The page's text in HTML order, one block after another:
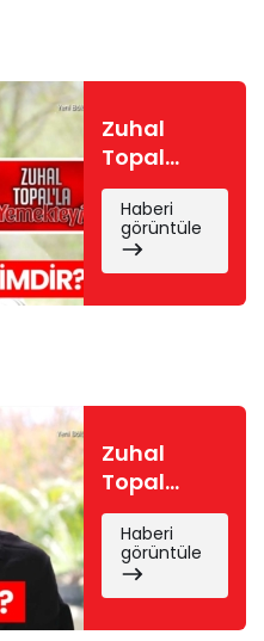
Zuhal
Topal
Yemekteyiz
Nurullah
kimdir?
Nurullah
Soyluer
Haberi
görüntüle
Zuhal
Topal
Yemekteyiz
Mert
kimdir?
Mert Cucu
nereli, kaç
Haberi
görüntüle